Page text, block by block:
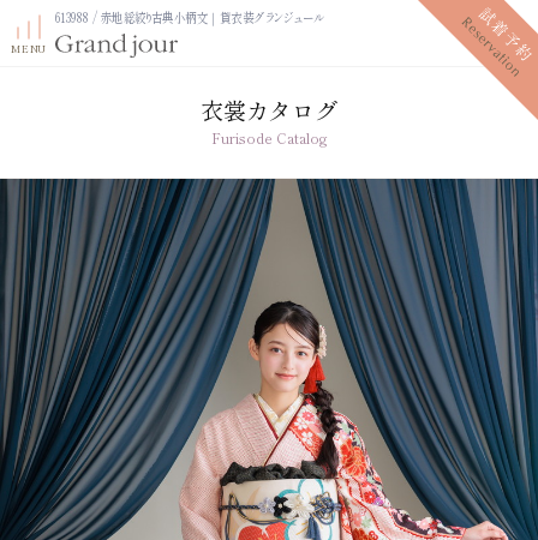
613988 / 赤地総絞り古典小柄文｜貸衣装グランジュール
振袖レンタルプラン
写真だけの成人式プラン
ママ振袖プラン
振袖展示会
ママ振袖相談会
衣裳カタログ
Furisode Catalog